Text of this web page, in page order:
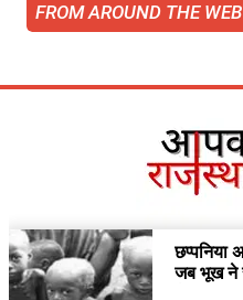
FROM AROUND THE WEB